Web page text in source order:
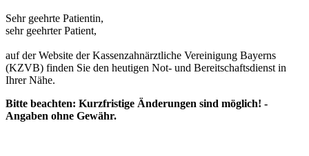
Sehr geehrte Patientin,
sehr geehrter Patient,
auf der Website der Kassenzahnärztliche Vereinigung Bayerns
(KZVB) finden Sie den heutigen Not- und Bereitschaftsdienst in
Ihrer Nähe.
Bitte beachten: Kurzfristige Änderungen sind möglich! -
Angaben ohne Gewähr.